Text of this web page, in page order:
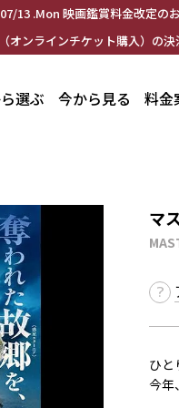
13 .Mon 映画鑑賞料金改定の
オンラインチケット購入）
選ぶ 今から見る 料金
マ
ひ
今年